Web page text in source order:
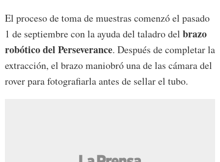
El proceso de toma de muestras comenzó el pasado
1 de septiembre con la ayuda del taladro del brazo
robótico del Perseverance. Después de completar la
extracción, el brazo maniobró una de las cámara del
rover para fotografiarla antes de sellar el tubo.